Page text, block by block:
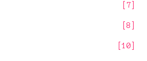
7
8
10